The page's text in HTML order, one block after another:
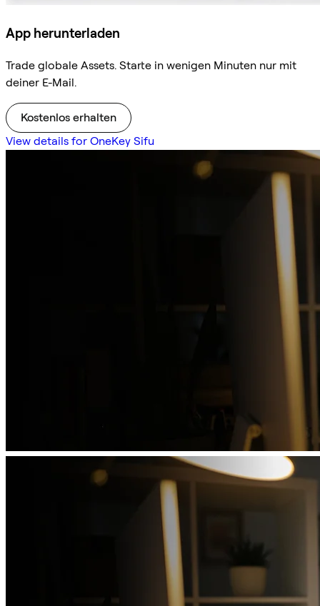
App herunterladen
Trade globale Assets. Starte in wenigen Minuten nur mit
deiner E-Mail.
Kostenlos erhalten
View details for OneKey Sifu